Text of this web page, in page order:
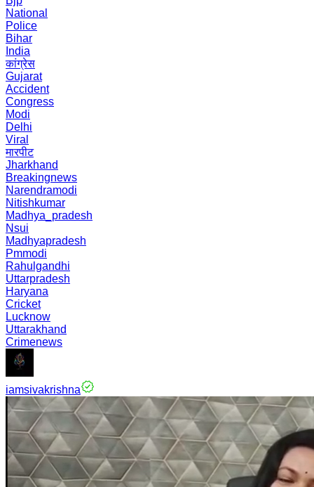
National
Police
Bihar
India
कांग्रेस
Gujarat
Accident
Congress
Modi
Delhi
Viral
मारपीट
Jharkhand
Breakingnews
Narendramodi
Nitishkumar
Madhya_pradesh
Nsui
Madhyapradesh
Pmmodi
Rahulgandhi
Uttarpradesh
Haryana
Cricket
Lucknow
Uttarakhand
Crimenews
iamsivakrishna